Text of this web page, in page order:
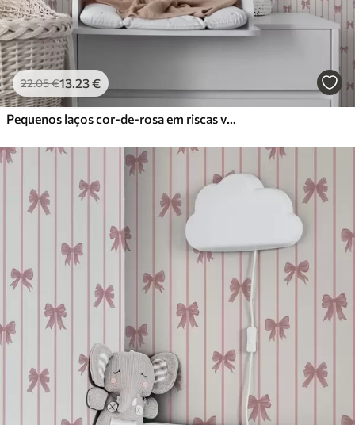
22.05€13.23€
Pequenos laços cor-de-rosa em riscas verticais